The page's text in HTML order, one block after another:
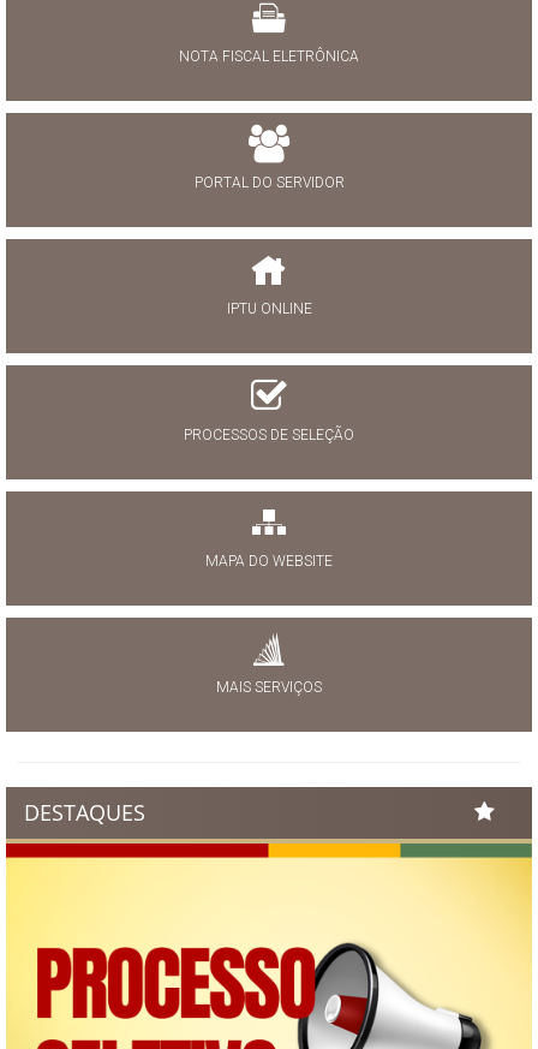
NOTA FISCAL ELETRÔNICA
PORTAL DO SERVIDOR
IPTU ONLINE
PROCESSOS DE SELEÇÃO
MAPA DO WEBSITE
MAIS SERVIÇOS
DESTAQUES